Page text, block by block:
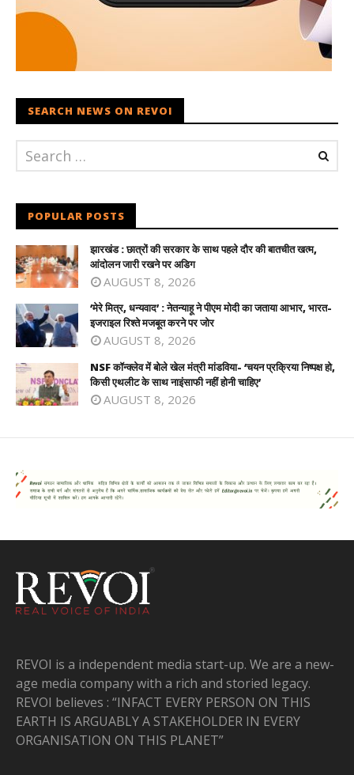
SEARCH NEWS ON REVOI
POPULAR POSTS
झारखंड : छात्रों की सरकार के साथ पहले दौर की बातचीत खत्म,
आंदोलन जारी रखने पर अडिग
AUGUST 8, 2026
‘मेरे मित्र, धन्यवाद’ : नेतन्याहू ने पीएम मोदी का जताया आभार, भारत-
इजराइल रिश्ते मजबूत करने पर जोर
AUGUST 8, 2026
NSF कॉन्क्लेव में बोले खेल मंत्री मांडविया- ‘चयन प्रक्रिया निष्पक्ष हो,
किसी एथलीट के साथ नाइंसाफी नहीं होनी चाहिए’
AUGUST 8, 2026
REVOI is a independent media start-up. We are a new-
age media company with a rich and storied legacy.
REVOI believes : “INFACT EVERY PERSON ON THIS
EARTH IS ARGUABLY A STAKEHOLDER IN EVERY
ORGANISATION ON THIS PLANET”